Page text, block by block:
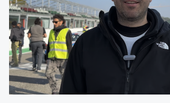
Cediamo ora la parola a
condirettore artistico del
Bruscia, per un
delle serate
Intervista a Roberto Naccari